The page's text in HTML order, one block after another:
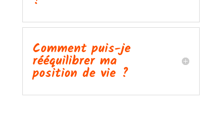
Comment puis-je
rééquilibrer ma
position de vie ?